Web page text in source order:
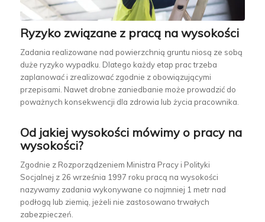
Ryzyko związane z pracą na wysokości
Zadania realizowane nad powierzchnią gruntu niosą ze sobą
duże ryzyko wypadku. Dlatego każdy etap prac trzeba
zaplanować i zrealizować zgodnie z obowiązującymi
przepisami. Nawet drobne zaniedbanie może prowadzić do
poważnych konsekwencji dla zdrowia lub życia pracownika.
Od jakiej wysokości mówimy o pracy na
wysokości?
Zgodnie z Rozporządzeniem Ministra Pracy i Polityki
Socjalnej z 26 września 1997 roku pracą na wysokości
nazywamy zadania wykonywane co najmniej 1 metr nad
podłogą lub ziemią, jeżeli nie zastosowano trwałych
zabezpieczeń.